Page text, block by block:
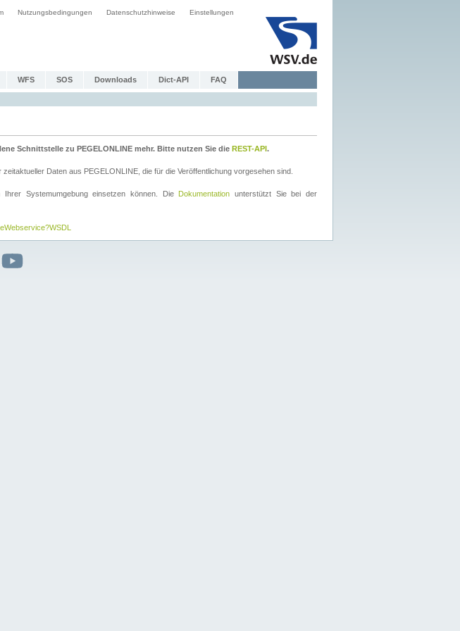
Nutzungsbedingungen Datenschutzhinweise Einstellungen
WFS SOS Downloads Dict-API FAQ
Schnittstelle zu PEGELONLINE mehr. Bitte nutzen Sie die REST-API.
Daten aus PEGELONLINE, die für die Veröffentlichung vorgesehen sind.
Systemumgebung einsetzen können. Die Dokumentation unterstützt Sie bei der